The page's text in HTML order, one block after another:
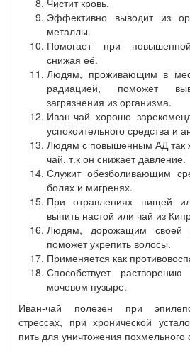
Чистит кровь.
Эффективно выводит из
металлы.
Помогает при
снижая её.
Людям, проживающим в
радиацией, поможет
загрязнения из организма.
Иван-чай хорошо
успокоительного средства и
Людям с повышенным АД так
чай, т.к он снижает давление.
Служит обезболивающим
болях и мигренях.
При отравлениях пищей
выпить настой или чай из
Людям, дорожащим своей
поможет укрепить волосы.
Применяется как
Способствует
мочевом пузыре.
Иван-чай полезен при
стрессах, при хронической
пить для уничтожения